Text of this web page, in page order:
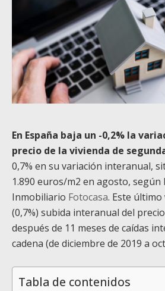
En España baja un -0,2% la
precio de la vivienda de
0,7% en su variación interanual,
1.890 euros/m2 en agosto, según
Inmobiliario Fotocasa. Este último
(0,7%) subida interanual del
después de 11 meses de caídas
cadena (de diciembre de 2019 a
Tabla de contenidos